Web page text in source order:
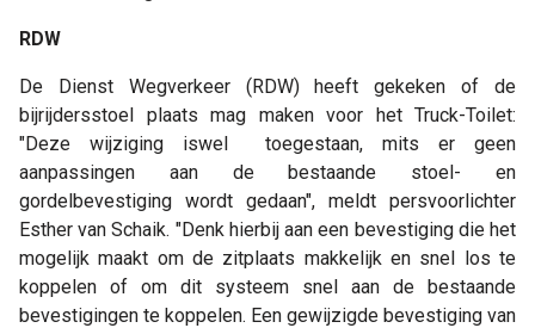
RDW
De Dienst Wegverkeer (RDW) heeft gekeken of de
bijrijdersstoel plaats mag maken voor het Truck-Toilet:
"Deze wijziging iswel toegestaan, mits er geen
aanpassingen aan de bestaande stoel- en
gordelbevestiging wordt gedaan", meldt persvoorlichter
Esther van Schaik. "Denk hierbij aan een bevestiging die het
mogelijk maakt om de zitplaats makkelijk en snel los te
koppelen of om dit systeem snel aan de bestaande
bevestigingen te koppelen. Een gewijzigde bevestiging van